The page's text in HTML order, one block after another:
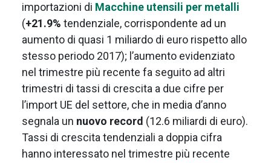
importazioni di Macchine utensili per metalli
(+21.9% tendenziale, corrispondente ad un
aumento di quasi 1 miliardo di euro rispetto allo
stesso periodo 2017); l’aumento evidenziato
nel trimestre più recente fa seguito ad altri
trimestri di tassi di crescita a due cifre per
l’import UE del settore, che in media d’anno
segnala un nuovo record (12.6 miliardi di euro).
Tassi di crescita tendenziali a doppia cifra
hanno interessato nel trimestre più recente